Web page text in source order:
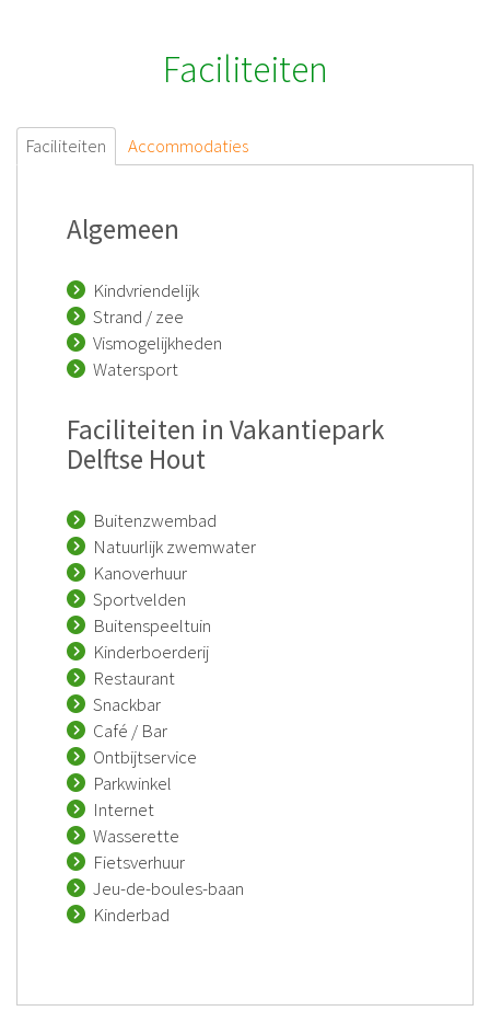
Faciliteiten
Faciliteiten Accommodaties
Algemeen
Kindvriendelijk
Strand / zee
Vismogelijkheden
Watersport
Faciliteiten in Vakantiepark
Delftse Hout
Buitenzwembad
Natuurlijk zwemwater
Kanoverhuur
Sportvelden
Buitenspeeltuin
Kinderboerderij
Restaurant
Snackbar
Café / Bar
Ontbijtservice
Parkwinkel
Internet
Wasserette
Fietsverhuur
Jeu-de-boules-baan
Kinderbad